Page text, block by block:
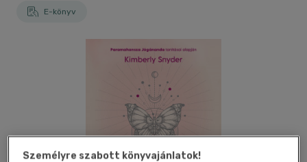
E-könyv
Személyre szabott könyvajánlatok!